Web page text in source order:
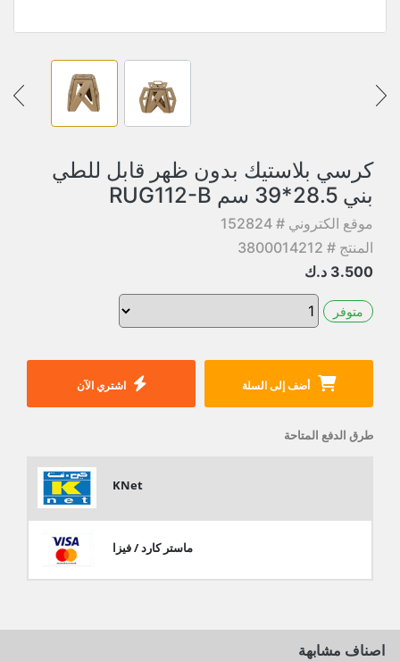
كرسي بلاستيك بدون ظهر قابل للطي
بني 28.5*39 سم RUG112-B
موقع الكتروني # 152824
المنتج # 3800014212
3.500 د.ك
متوفر
أضف إلى السلة اشتري الآن
طرق الدفع المتاحة
KNet
ماستر كارد / فيزا
اصناف مشابهة